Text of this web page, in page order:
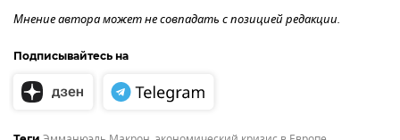
Мнение автора может не совпадать с позицией редакции.
Подписывайтесь на